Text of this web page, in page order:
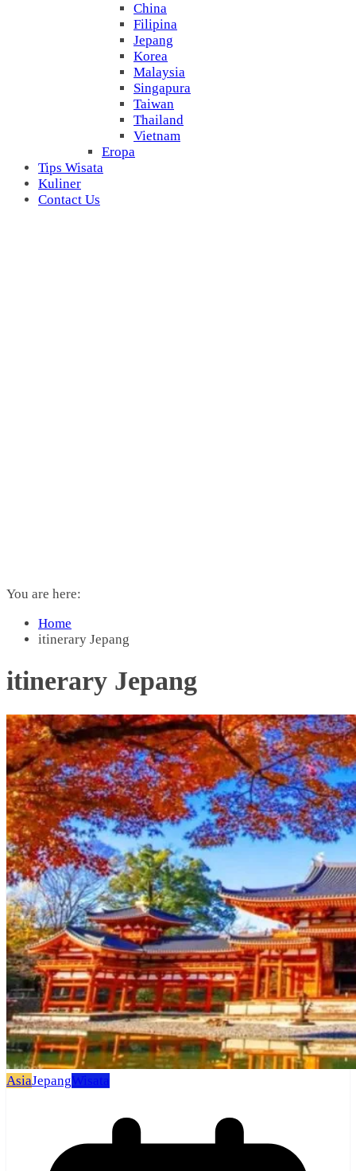
China
Filipina
Jepang
Korea
Malaysia
Singapura
Taiwan
Thailand
Vietnam
Eropa
Tips Wisata
Kuliner
Contact Us
You are here:
Home
itinerary Jepang
itinerary Jepang
AsiaJepangWisata